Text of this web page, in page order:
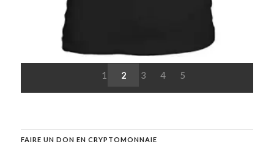
1 2 3 4 5
FAIRE UN DON EN CRYPTOMONNAIE